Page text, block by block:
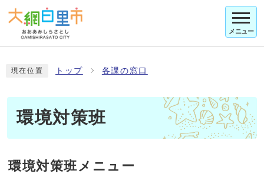
メニュー
現在位置 トップ 各課の窓口
環境対策班
環境対策班メニュー